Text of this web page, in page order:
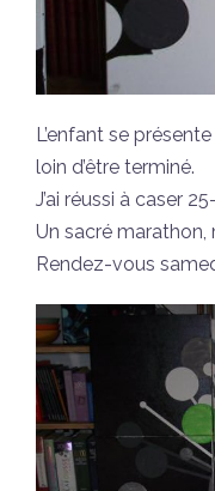
L’enfant se
loin d’être terminé.
J’ai réussi à caser
Un sacré marathon,
Rendez-vous